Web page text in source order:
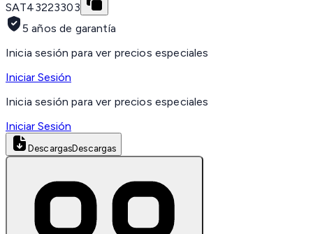
SAT43223303
5 años de garantía
Inicia sesión para ver precios especiales
Iniciar Sesión
Inicia sesión para ver precios especiales
Iniciar Sesión
DescargasDescargas